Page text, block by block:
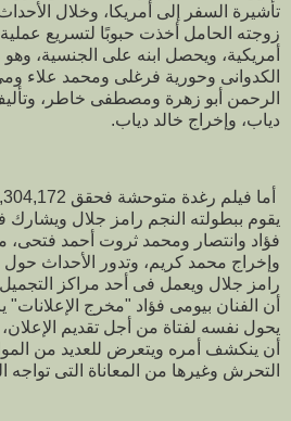
تأشيرة السفر إلى أمريكا، وخلال
زوجته الحامل أخذت حبوبًا لتسريع
أمريكية، ويحصل ابنه على الجنسية،
الكدوانى وحورية فرغلى ومحمد
الرحمن أبو زهرة ومصطفى خاطر،
دياب، وإخراج خالد دياب.
يقوم ببطولته النجم رامز جلال
فؤاد وانتصار ومحمد ثروت أحمد فتحى،
وإخراج محمد كريم، وتدور الأحداث
رامز جلال ويعمل فى أحد مراكز التجميل
أن الفنان بيومى فؤاد "مخرج الإعلانات"
يحول نفسه لفتاة من أجل تقديم
أن ينكشف أمره ويتعرض للعديد من
التحرش وغيرها من المعاناة التى تواجه